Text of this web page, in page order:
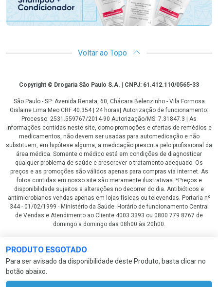
PRODUTO ESGOTADO
Para ser avisado da disponibilidade deste Produto, basta clicar no
botão abaixo.
Voltar ao Topo
CopyrightCopyright © Drogaria São Paulo S.A. | CNPJ: 61.412.110/0565-33
São Paulo - SP: Avenida Renata, 60, Chácara Belenzinho - Vila Formosa
Gislaine Lima Meo CRF 40.354 | 24 horas| Autorização de funcionamento:
Processo: 2531.559767/2014-90 Autorização/MS: 7.31847.3 | As
informações contidas neste site, como promoções e ofertas de remédios e
medicamentos, não devem ser usadas para automedicação e não
substituem, em hipótese alguma, a medicação prescrita pelo profissional da
área médica. Somente o médico está em condições de diagnosticar
qualquer problema de saúde e prescrever o tratamento adequado. Os
preços e as promoções são válidos apenas para compras via internet. As
fotos contidas em nosso site são meramente ilustrativas. *Preços e
disponibilidade sujeitos a alterações no decorrer do dia. Antibióticos e
antimicrobianos vendas apenas em lojas físicas ou televendas. Portaria nº
344 - 01/02/1999 - Ministério da Saúde. Horário de funcionamento Central
de Vendas e Atendimento ao Cliente 4003 3393 ou 0800 779 8767 de
domingo a domingo das 08h00 às 20h00.
LGPD Aceite os Cookies